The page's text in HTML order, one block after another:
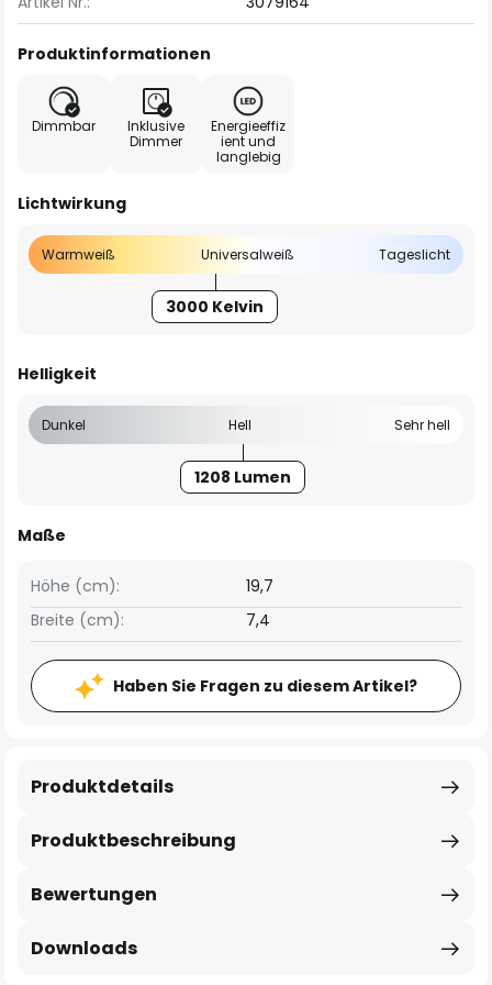
Produktinformationen
Dimmbar
Inklusive
Dimmer
Energieeffiz
ient und
langlebig
Lichtwirkung
Warmweiß Universalweiß Tageslicht
3000 Kelvin
Helligkeit
Dunkel Hell Sehr hell
1208 Lumen
Maße
Breite (cm): 7,4
Höhe (cm): 19,7
Haben Sie Fragen zu diesem Artikel?
Produktbeschreibung
Produktdetails
Bewertungen
Downloads